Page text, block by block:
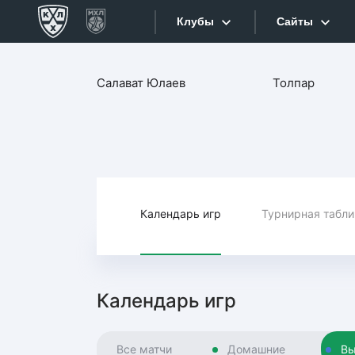
Клубы
Конференция «Запад»
Торпедо
Динамо Мн
Сайты
Сайты
Текстовые
Салават Юлаев Толпар
Календарь игр Турнирная
Календарь игр
Все матчи Домашние